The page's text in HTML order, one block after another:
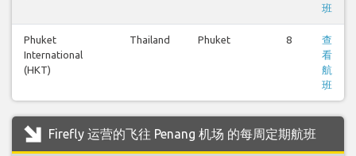
班
Phuket
International
(HKT)
Thailand Phuket 8
查
看
航
班
Firefly 运营的飞往 Penang 机场 的每周定期航班